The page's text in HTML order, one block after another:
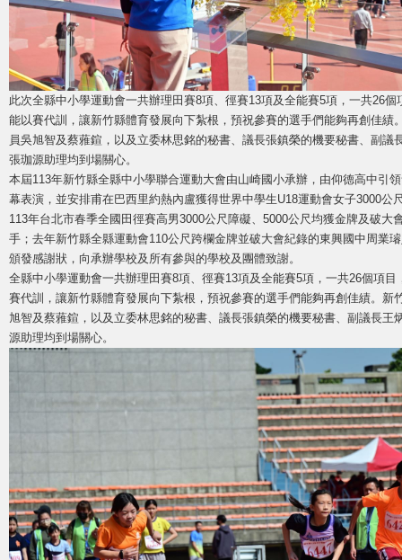
此次全縣中小學運動會一共辦理田賽8項、徑賽13項及全能賽5項，一共26
能以賽代訓，讓新竹縣體育發展向下紮根，預祝參賽的選手們能夠再創佳績
員吳旭智及蔡蕥鍹，以及立委林思銘的秘書、議長張鎮榮的機要秘書、副議
張珈源助理均到場關心。
本屆113年新竹縣全縣中小學聯合運動大會由山崎國小承辦，由仰德高中引
幕表演，並安排甫在巴西里約熱內盧獲得世界中學生U18運動會女子3000公
113年台北市春季全國田徑賽高男3000公尺障礙、5000公尺均獲金牌及破大
手；去年新竹縣全縣運動會110公尺跨欄金牌並破大會紀錄的東興國中周業
頒發感謝狀，向承辦學校及所有參與的學校及團體致謝。
全縣中小學運動會一共辦理田賽8項、徑賽13項及全能賽5項，一共26個項
賽代訓，讓新竹縣體育發展向下紮根，預祝參賽的選手們能夠再創佳績。新
旭智及蔡蕥鍹，以及立委林思銘的秘書、議長張鎮榮的機要秘書、副議長王
源助理均到場關心。